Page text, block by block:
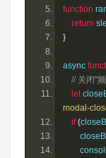
function
return
}
async
// 关闭"
let
modal-
if (